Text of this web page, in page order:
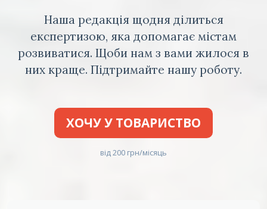
Наша редакція щодня ділиться
експертизою, яка допомагає містам
розвиватися. Щоби нам з вами жилося в
них краще. Підтримайте нашу роботу.
ХОЧУ У ТОВАРИСТВО
від 200 грн/місяць